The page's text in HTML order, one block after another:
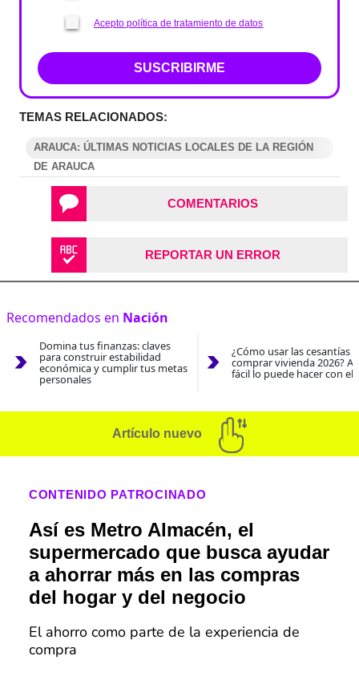
Acepto política de tratamiento de datos
SUSCRIBIRME
TEMAS RELACIONADOS:
ARAUCA: ÚLTIMAS NOTICIAS LOCALES DE LA REGIÓN
DE ARAUCA
COMENTARIOS
REPORTAR UN ERROR
Recomendados en Nación
Domina tus finanzas: claves
para construir estabilidad
económica y cumplir tus metas
personales
¿Cómo usar las cesantías
comprar vivienda 2026?
fácil lo puede hacer con el
Artículo nuevo
CONTENIDO PATROCINADO
Así es Metro Almacén, el
supermercado que busca ayudar
a ahorrar más en las compras
del hogar y del negocio
El ahorro como parte de la experiencia de
compra